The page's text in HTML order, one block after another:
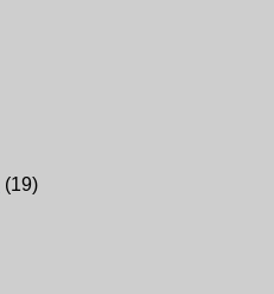
(19)